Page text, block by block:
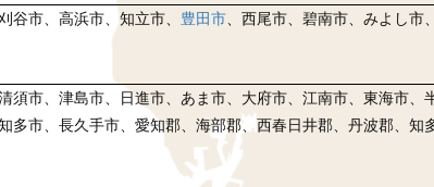
谷市、高浜市、知立市、 豊田市、西尾市、碧南市、みよし市
須市、津島市、日進市、あま市、大府市、江南市、東海市、
多市、長久手市、愛知郡、海部郡、西春日井郡、丹波郡、知